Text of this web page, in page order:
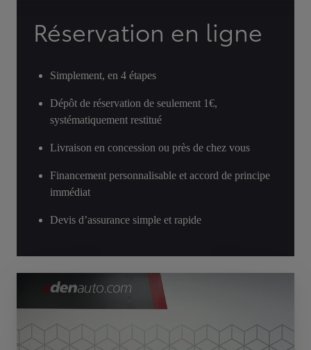
Réservation en ligne
Simplement, en 4 étapes
Dépôt de réservation de seulement 1€,
systématiquement restitué
Livraison en concession ou près de chez vous
Financement personnalisable et accord de principe
immédiat
Devis d’assurance simple et rapide